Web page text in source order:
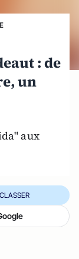
: de
un
aux
CLASSER